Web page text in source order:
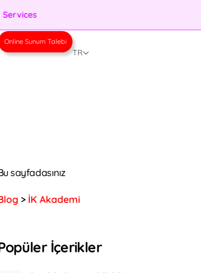
Online Sunum Talebi
TR
sayfadasınız
> İK Akademi
İçerikler